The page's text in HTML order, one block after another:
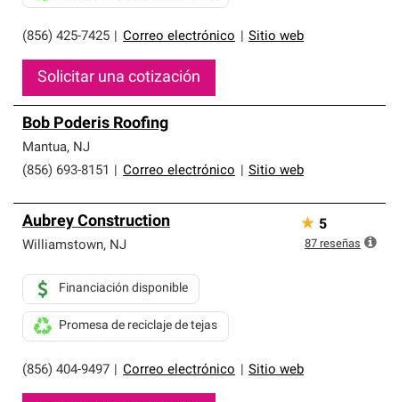
(856) 425-7425 Correo electrónico Sitio web
Solicitar una cotización
Bob Poderis Roofing
Mantua, NJ
(856) 693-8151
Correo electrónico Sitio web
Aubrey Construction
Williamstown, NJ
(856) 404-9497 Correo electrónico Sitio web
Financiación disponible
Promesa de reciclaje de tejas
★ 5
87 reseñas